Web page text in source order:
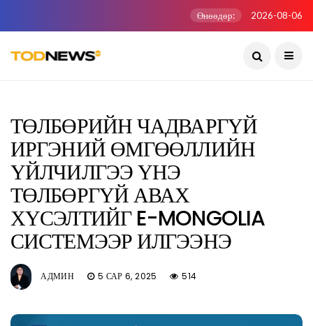
Өнөөдөр: 2026-08-06
ТӨЛБӨРИЙН ЧАДВАРГҮЙ
ИРГЭНИЙ ӨМГӨӨЛЛИЙН
ҮЙЛЧИЛГЭЭ ҮНЭ
ТӨЛБӨРГҮЙ АВАХ
ХҮСЭЛТИЙГ E-MONGOLIA
СИСТЕМЭЭР ИЛГЭЭНЭ
АДМИН 5 САР 6, 2025 514